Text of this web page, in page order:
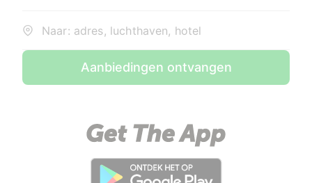
Naar: adres, luchthaven, hotel
Aanbiedingen ontvangen